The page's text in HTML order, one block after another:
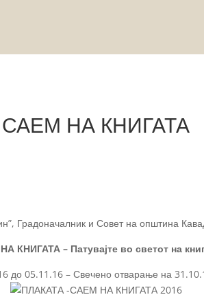
САЕМ НА КНИГАТА
Градоначалник и Совет на општина
КНИГАТА – Патувајте во светот на
до 05.11.16 – Свечено отварање на